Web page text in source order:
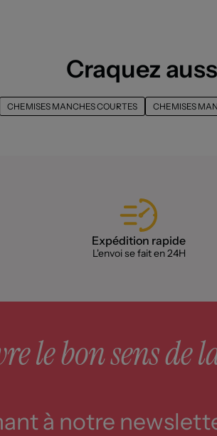
Craquez
CHEMISES MANCHES COURTES CHEMISES
Expédition rapide
L'envoi se fait en 24H
le bon sens de
à notre